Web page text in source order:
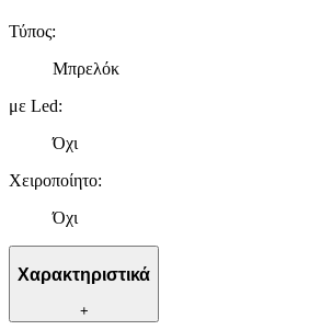
Τύπος:
Μπρελόκ
με Led:
Όχι
Χειροποίητο:
Όχι
Χαρακτηριστικά
+